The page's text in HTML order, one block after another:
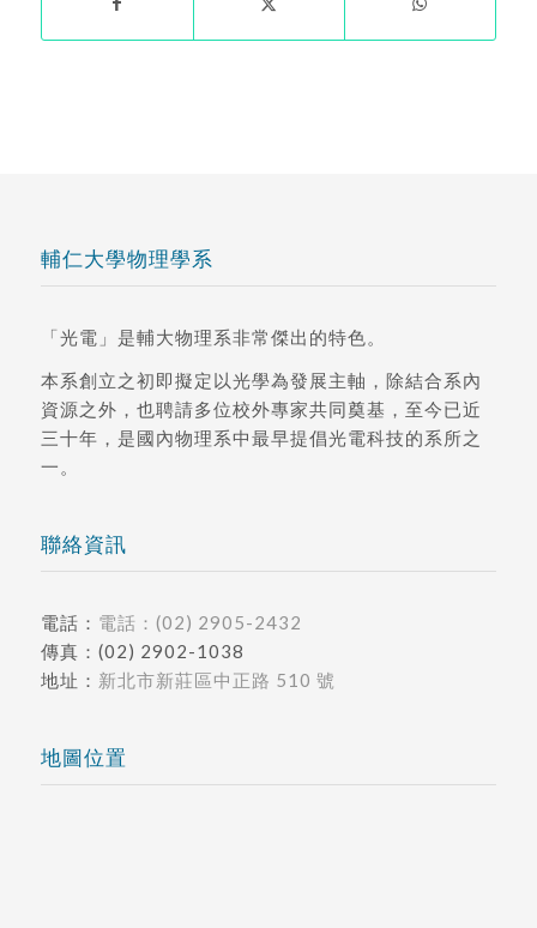
輔仁大學物理學系
「光電」是輔大物理系非常傑出的特色。
本系創立之初即擬定以光學為發展主軸，除結合系內
資源之外，也聘請多位校外專家共同奠基，至今已近
三十年，是國內物理系中最早提倡光電科技的系所之
一。
聯絡資訊
電話： 電話：(02) 2905-2432
傳真：(02) 2902-1038
地址： 新北市新莊區中正路 510 號
地圖位置